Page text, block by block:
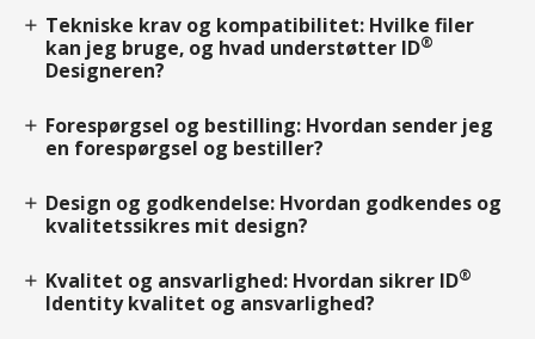
add Tekniske krav og kompatibilitet: Hvilke filer
kan jeg bruge, og hvad understøtter ID®
Designeren?
add Forespørgsel og bestilling: Hvordan sender jeg
en forespørgsel og bestiller?
add Design og godkendelse: Hvordan godkendes og
kvalitetssikres mit design?
add Kvalitet og ansvarlighed: Hvordan sikrer ID®
Identity kvalitet og ansvarlighed?